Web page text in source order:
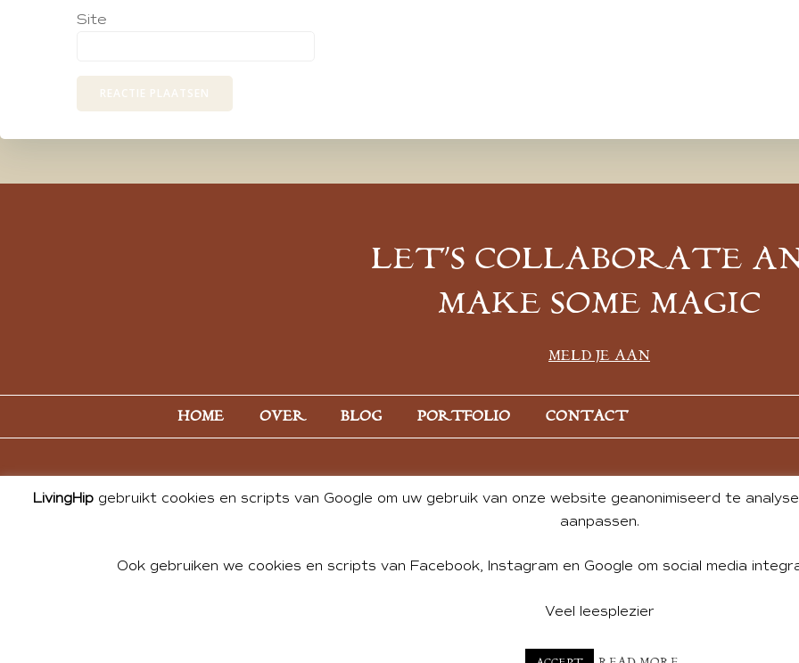
Site
LET’S COLLABORATE
MAKE SOME MAGIC
MELD JE AAN
HOME OVER BLOG PORTFOLIO CONTACT
© 2026 ALL PHOTOS & CONTENT BY ANDREA DE GROOT. WEBSITE DESIGN BY
LivingHip gebruikt cookies en scripts van Google om uw gebruik van onze website geanonimiseerd te
aanpassen.
Ook gebruiken we cookies en scripts van Facebook, Instagram en Google om social media
Veel leesplezier